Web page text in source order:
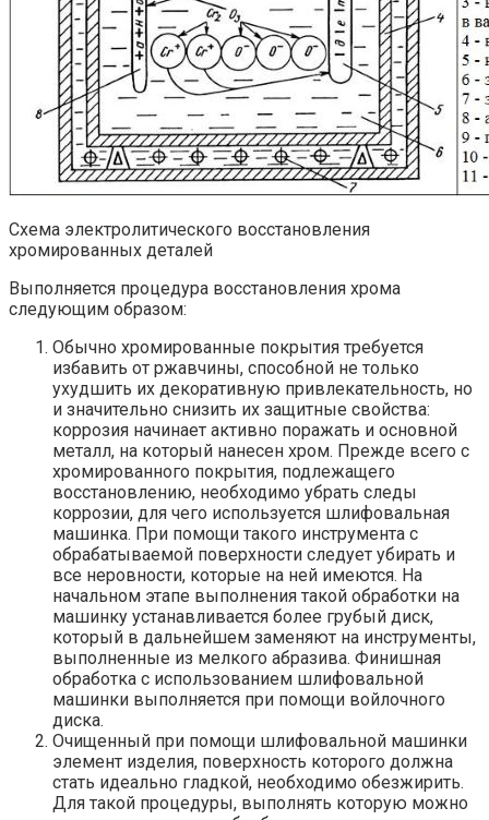
Схема электролитического восстановления
хромированных деталей
Выполняется процедура восстановления хрома
следующим образом:
Обычно хромированные покрытия требуется
избавить от ржавчины, способной не только
ухудшить их декоративную привлекательность, но
и значительно снизить их защитные свойства:
коррозия начинает активно поражать и основной
металл, на который нанесен хром. Прежде всего с
хромированного покрытия, подлежащего
восстановлению, необходимо убрать следы
коррозии, для чего используется шлифовальная
машинка. При помощи такого инструмента с
обрабатываемой поверхности следует убирать и
все неровности, которые на ней имеются. На
начальном этапе выполнения такой обработки на
машинку устанавливается более грубый диск,
который в дальнейшем заменяют на инструменты,
выполненные из мелкого абразива. Финишная
обработка с использованием шлифовальной
машинки выполняется при помощи войлочного
диска.
Очищенный при помощи шлифовальной машинки
элемент изделия, поверхность которого должна
стать идеально гладкой, необходимо обезжирить.
Для такой процедуры, выполнять которую можно